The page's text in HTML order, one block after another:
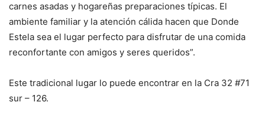
carnes asadas y hogareñas preparaciones típicas. El
ambiente familiar y la atención cálida hacen que Donde
Estela sea el lugar perfecto para disfrutar de una comida
reconfortante con amigos y seres queridos”.
Este tradicional lugar lo puede encontrar en la Cra 32 #71
sur – 126.